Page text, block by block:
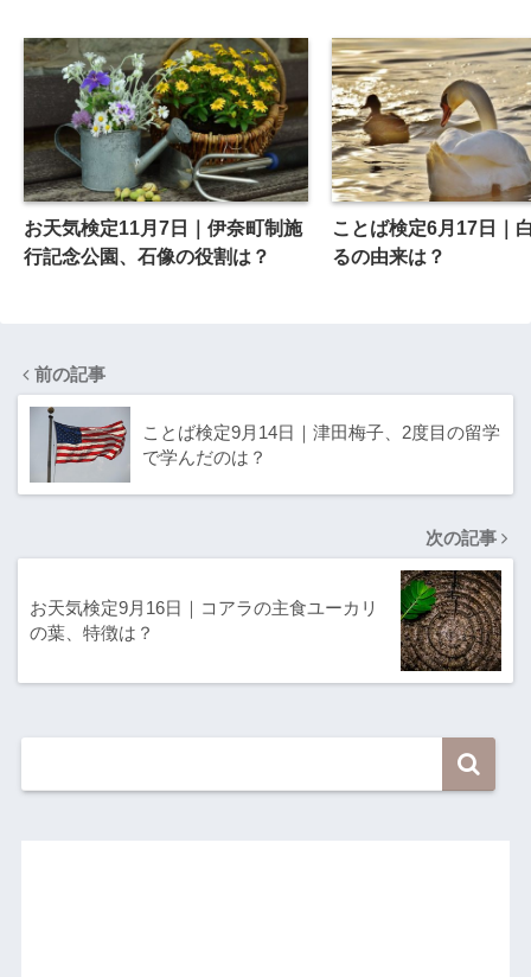
お天気検定11月7日｜伊奈町制施
行記念公園、石像の役割は？
ことば検定6月17日｜
るの由来は？
前の記事
ことば検定9月14日｜津田梅子、2度目の留学
で学んだのは？
次の記事
お天気検定9月16日｜コアラの主食ユーカリ
の葉、特徴は？